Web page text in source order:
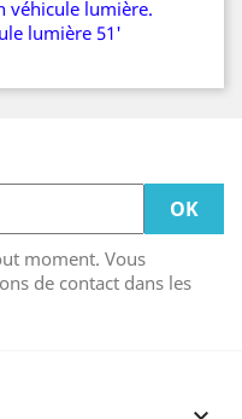
véhicule lumière.
lumière 51'
moment. Vous
de contact dans les